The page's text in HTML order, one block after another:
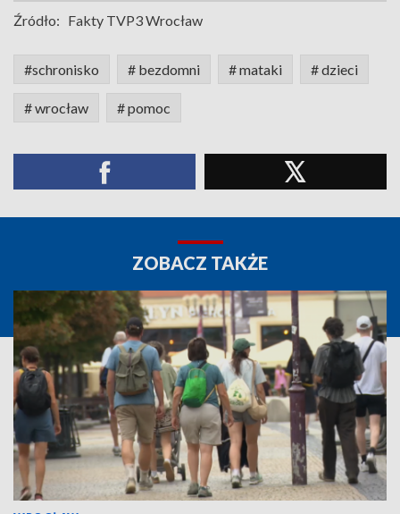
Źródło: Fakty TVP3 Wrocław
#schronisko # bezdomni # mataki # dzieci
# wrocław # pomoc
ZOBACZ TAKŻE